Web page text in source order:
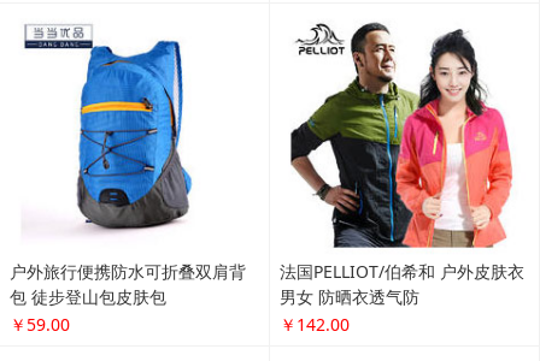
X10强光巡逻电击手电筒 户外求
生手电
￥149.00
16骨防风商务大伞 长柄户外伞双
人伞
￥39.00